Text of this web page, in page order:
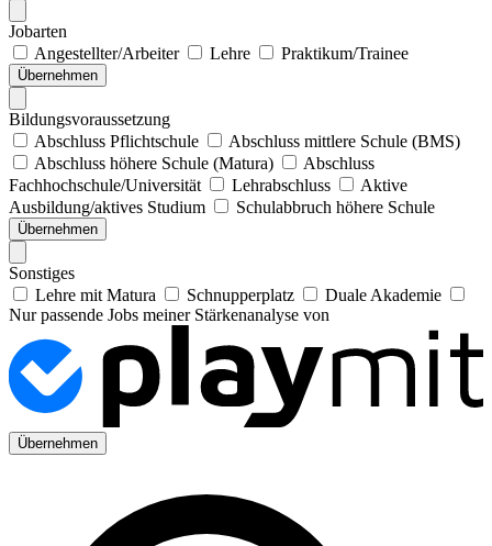
Jobarten
Angestellter/Arbeiter
Lehre Praktikum/Trainee
Übernehmen
Bildungsvoraussetzung
Abschluss Pflichtschule
Abschluss mittlere Schule (BMS)
Abschluss höhere Schule (Matura)
Abschluss
Fachhochschule/Universität
Lehrabschluss
Aktive
Ausbildung/aktives Studium
Schulabbruch höhere Schule
Übernehmen
Sonstiges
Lehre mit Matura
Schnupperplatz
Duale Akademie
Nur passende Jobs meiner Stärkenanalyse von
Übernehmen